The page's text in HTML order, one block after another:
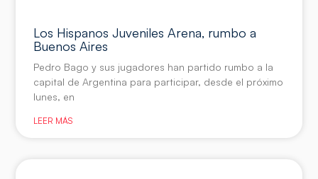
Los Hispanos Juveniles Arena, rumbo a
Buenos Aires
Pedro Bago y sus jugadores han partido rumbo a la
capital de Argentina para participar, desde el próximo
lunes, en
LEER MÁS